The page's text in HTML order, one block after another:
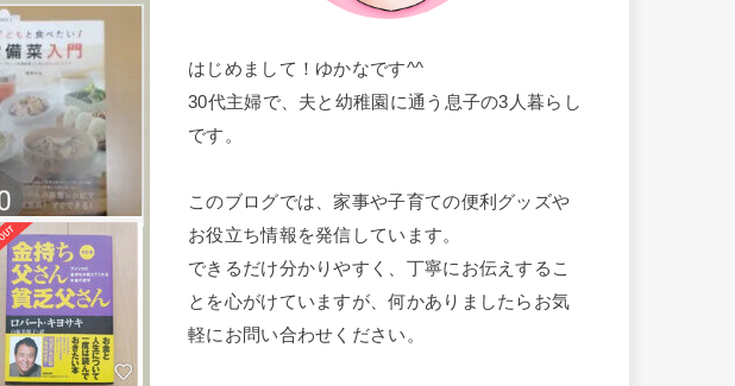
はじめまして！ゆかなです^^
30代主婦で、夫と幼稚園に通う息子の3人暮らし
です。
このブログでは、家事や子育ての便利グッズや
お役立ち情報を発信しています。
できるだけ分かりやすく、丁寧にお伝えするこ
とを心がけていますが、何かありましたらお気
軽にお問い合わせください。